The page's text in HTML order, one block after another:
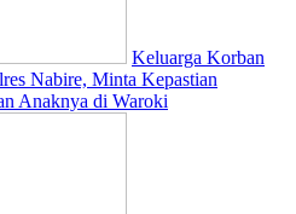
Keluarga Korban
Nabire, Minta Kepastian
Anaknya di Waroki